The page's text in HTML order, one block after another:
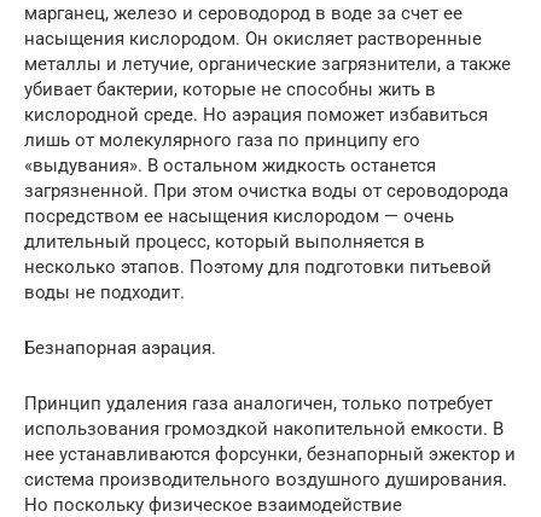
марганец, железо и сероводород в воде за счет ее
насыщения кислородом. Он окисляет растворенные
металлы и летучие, органические загрязнители, а также
убивает бактерии, которые не способны жить в
кислородной среде. Но аэрация поможет избавиться
лишь от молекулярного газа по принципу его
«выдувания». В остальном жидкость останется
загрязненной. При этом очистка воды от сероводорода
посредством ее насыщения кислородом — очень
длительный процесс, который выполняется в
несколько этапов. Поэтому для подготовки питьевой
воды не подходит.
Безнапорная аэрация.
Принцип удаления газа аналогичен, только потребует
использования громоздкой накопительной емкости. В
нее устанавливаются форсунки, безнапорный эжектор и
система производительного воздушного душирования.
Но поскольку физическое взаимодействие